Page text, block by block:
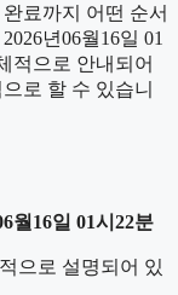
료까지 어떤 순서
년06월16일 01
적으로 안내되어
로 할 수 있습니
월16일 01시22분
으로 설명되어 있